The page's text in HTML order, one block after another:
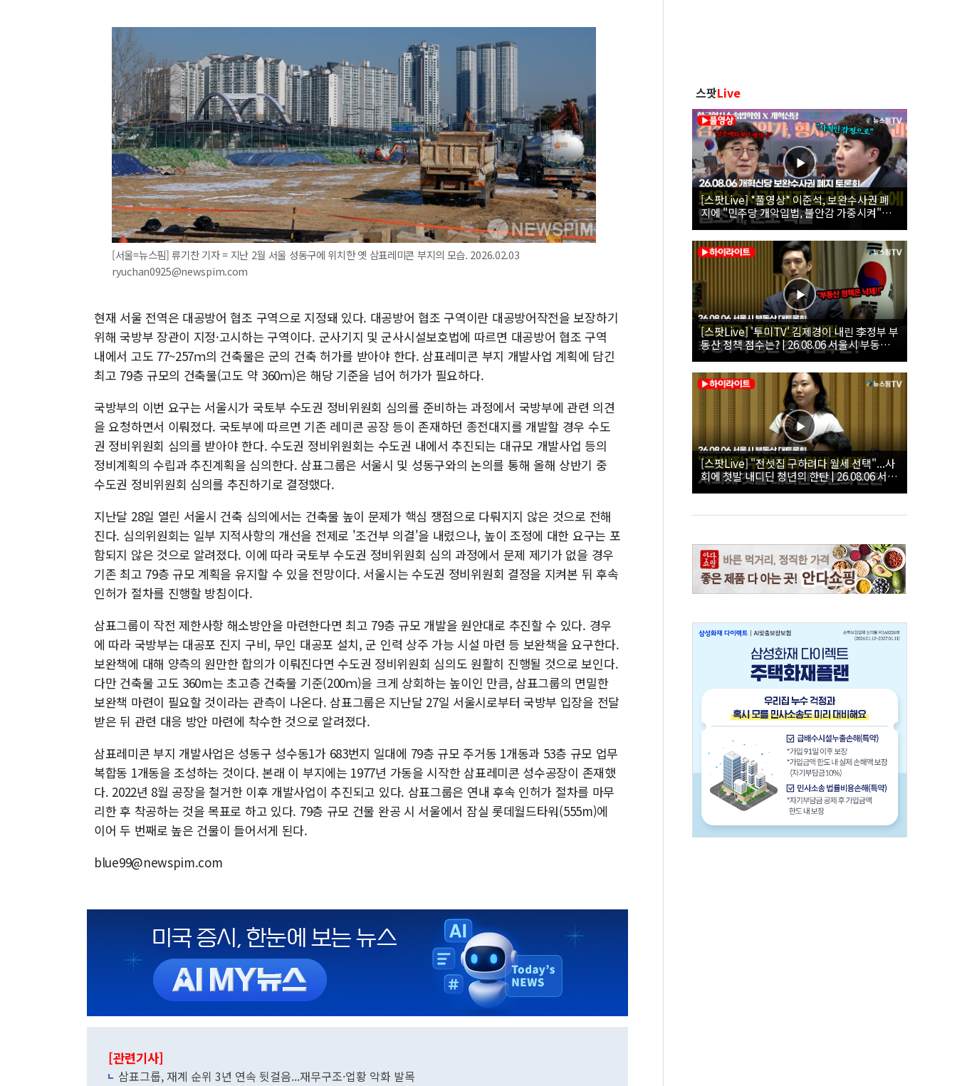
[서울=뉴스핌] 류기찬 기자 = 지난 2월 서울 성동구에 위치한 옛 삼표레미콘 부지의 모습. 2026.02.03
ryuchan0925@newspim.com
현재 서울 전역은 대공방어 협조 구역으로 지정돼 있다. 대공방어 협조 구역이란 대공방어작전을 보장하기
위해 국방부 장관이 지정·고시하는 구역이다. 군사기지 및 군사시설보호법에 따르면 대공방어 협조 구역
내에서 고도 77~257ｍ의 건축물은 군의 건축 허가를 받아야 한다. 삼표레미콘 부지 개발사업 계획에 담긴
최고 79층 규모의 건축물(고도 약 360ｍ)은 해당 기준을 넘어 허가가 필요하다.
국방부의 이번 요구는 서울시가 국토부 수도권 정비위원회 심의를 준비하는 과정에서 국방부에 관련 의견
을 요청하면서 이뤄졌다. 국토부에 따르면 기존 레미콘 공장 등이 존재하던 종전대지를 개발할 경우 수도
권 정비위원회 심의를 받아야 한다. 수도권 정비위원회는 수도권 내에서 추진되는 대규모 개발사업 등의
정비계획의 수립과 추진계획을 심의한다. 삼표그룹은 서울시 및 성동구와의 논의를 통해 올해 상반기 중
수도권 정비위원회 심의를 추진하기로 결정했다.
지난달 28일 열린 서울시 건축 심의에서는 건축물 높이 문제가 핵심 쟁점으로 다뤄지지 않은 것으로 전해
진다. 심의위원회는 일부 지적사항의 개선을 전제로 '조건부 의결'을 내렸으나, 높이 조정에 대한 요구는 포
함되지 않은 것으로 알려졌다. 이에 따라 국토부 수도권 정비위원회 심의 과정에서 문제 제기가 없을 경우
기존 최고 79층 규모 계획을 유지할 수 있을 전망이다. 서울시는 수도권 정비위원회 결정을 지켜본 뒤 후속
인허가 절차를 진행할 방침이다.
삼표그룹이 작전 제한사항 해소방안을 마련한다면 최고 79층 규모 개발을 원안대로 추진할 수 있다. 경우
에 따라 국방부는 대공포 진지 구비, 무인 대공포 설치, 군 인력 상주 가능 시설 마련 등 보완책을 요구한다.
보완책에 대해 양측의 원만한 합의가 이뤄진다면 수도권 정비위원회 심의도 원활히 진행될 것으로 보인다.
다만 건축물 고도 360m는 초고층 건축물 기준(200ｍ)을 크게 상회하는 높이인 만큼, 삼표그룹의 면밀한
보완책 마련이 필요할 것이라는 관측이 나온다. 삼표그룹은 지난달 27일 서울시로부터 국방부 입장을 전달
받은 뒤 관련 대응 방안 마련에 착수한 것으로 알려졌다.
삼표레미콘 부지 개발사업은 성동구 성수동1가 683번지 일대에 79층 규모 주거동 1개동과 53층 규모 업무
복합동 1개동을 조성하는 것이다. 본래 이 부지에는 1977년 가동을 시작한 삼표레미콘 성수공장이 존재했
다. 2022년 8월 공장을 철거한 이후 개발사업이 추진되고 있다. 삼표그룹은 연내 후속 인허가 절차를 마무
리한 후 착공하는 것을 목표로 하고 있다. 79층 규모 건물 완공 시 서울에서 잠실 롯데월드타워(555m)에
이어 두 번째로 높은 건물이 들어서게 된다.
blue99@newspim.com
[관련기사]
삼표그룹, 재계 순위 3년 연속 뒷걸음...재무구조·업황 악화 발목
스팟Live
[스팟Live] *풀영상* 이준석, 보완수사권 폐
지에 "민주당 개악입법, 불안감 가중시켜"｜
26.08.06 개혁신당 보완수사권 폐지 토론회
[스팟Live] '투미TV' 김제경이 내린 李정부 부
동산 정책 점수는? | 26.08.06 서울시 부동산
대토론회
[스팟Live] "전셋집 구하려다 월세 선택"...사
회에 첫발 내디딘 청년의 한탄 | 26.08.06 서울
시 부동산 대토론회